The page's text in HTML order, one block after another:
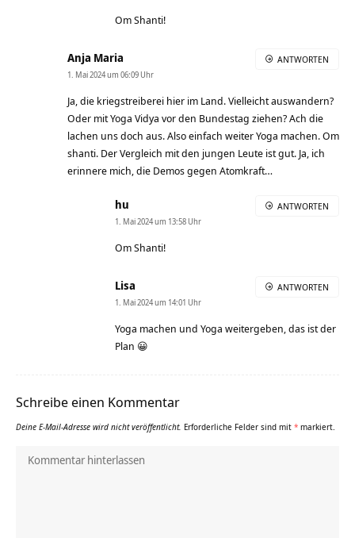
Om Shanti!
Anja Maria
1. Mai 2024 um 06:09 Uhr
Ja, die kriegstreiberei hier im Land. Vielleicht auswandern?
Oder mit Yoga Vidya vor den Bundestag ziehen? Ach die
lachen uns doch aus. Also einfach weiter Yoga machen. Om
shanti. Der Vergleich mit den jungen Leute ist gut. Ja, ich
erinnere mich, die Demos gegen Atomkraft…
ANTWORTEN
hu
1. Mai 2024 um 13:58 Uhr
Om Shanti!
ANTWORTEN
Lisa
1. Mai 2024 um 14:01 Uhr
Yoga machen und Yoga weitergeben, das ist der
Plan 😀
ANTWORTEN
Schreibe einen Kommentar
Deine E-Mail-Adresse wird nicht veröffentlicht. Erforderliche Felder sind mit * markiert.